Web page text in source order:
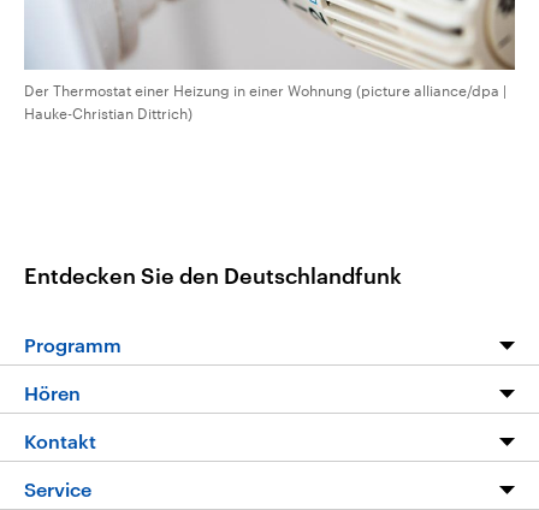
Der Thermostat einer Heizung in einer Wohnung (picture alliance/dpa |
Hauke-Christian Dittrich)
Entdecken Sie den Deutschlandfunk
Programm
Programm
Die Nachrichten
Nachrichtenleicht
Hören
Livestream
Kontakt
Hörerservice
Service